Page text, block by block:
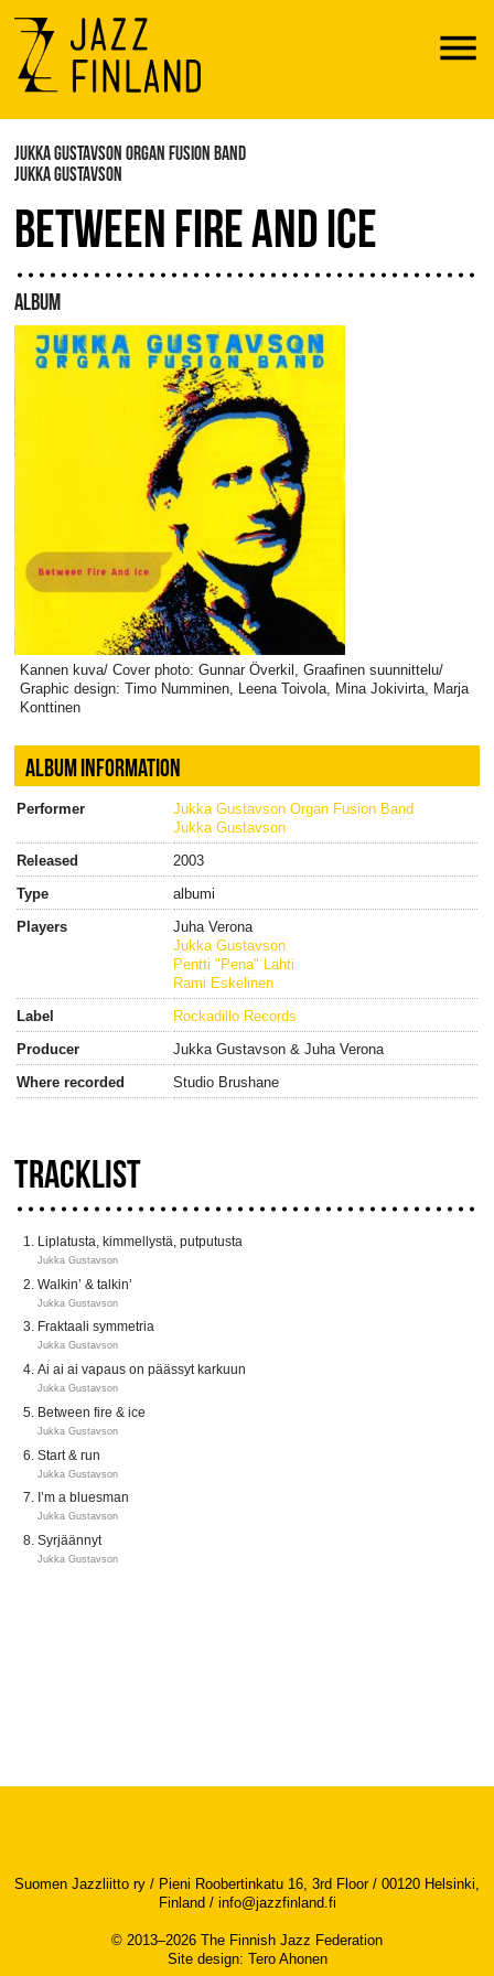
Menu
JUKKA GUSTAVSON ORGAN FUSION BAND
JUKKA GUSTAVSON
BETWEEN FIRE AND ICE
ALBUM
Kannen kuva/ Cover photo: Gunnar Överkil, Graafinen suunnittelu/
Graphic design: Timo Numminen, Leena Toivola, Mina Jokivirta, Marja
Konttinen
ALBUM INFORMATION
Performer
Jukka Gustavson Organ Fusion Band
Jukka Gustavson
Released
2003
Type
albumi
Players
Juha Verona
Jukka Gustavson
Pentti "Pena" Lahti
Rami Eskelinen
Label
Rockadillo Records
Producer
Jukka Gustavson & Juha Verona
Where recorded
Studio Brushane
TRACKLIST
Liplatusta, kimmellystä, putputusta
Jukka Gustavson
Walkin’ & talkin’
Jukka Gustavson
Fraktaali symmetria
Jukka Gustavson
Ai ai ai vapaus on päässyt karkuun
Jukka Gustavson
Between fire & ice
Jukka Gustavson
Start & run
Jukka Gustavson
I’m a bluesman
Jukka Gustavson
Syrjäännyt
Jukka Gustavson
Suomen Jazzliitto ry / Pieni Roobertinkatu 16, 3rd Floor / 00120 Helsinki,
Finland / info@jazzfinland.fi
© 2013–2026 The Finnish Jazz Federation
Site design: Tero Ahonen